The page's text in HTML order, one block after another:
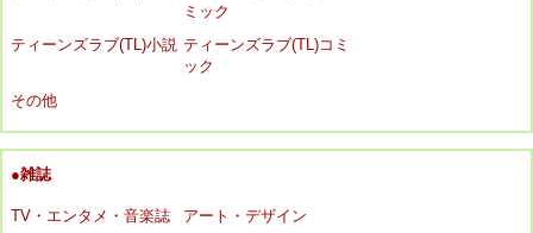
ミック
ティーンズラブ(TL)小説 ティーンズラブ(TL)コミ
ック
その他
●雑誌
TV・エンタメ・音楽誌
アート・デザイン